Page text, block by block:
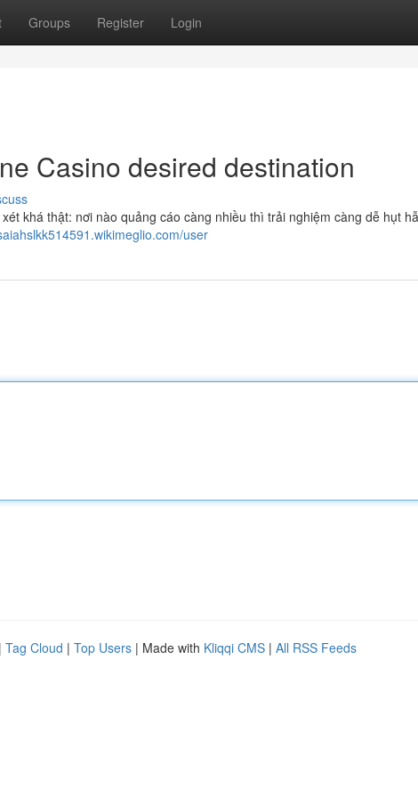
Groups Register Login
Casino desired destination
khá thật: nơi nào quảng cáo càng nhiều thì trải nghiệm càng dễ hụt
user
| Tag Cloud | Top Users | Made with Kliqqi CMS | All RSS Feeds